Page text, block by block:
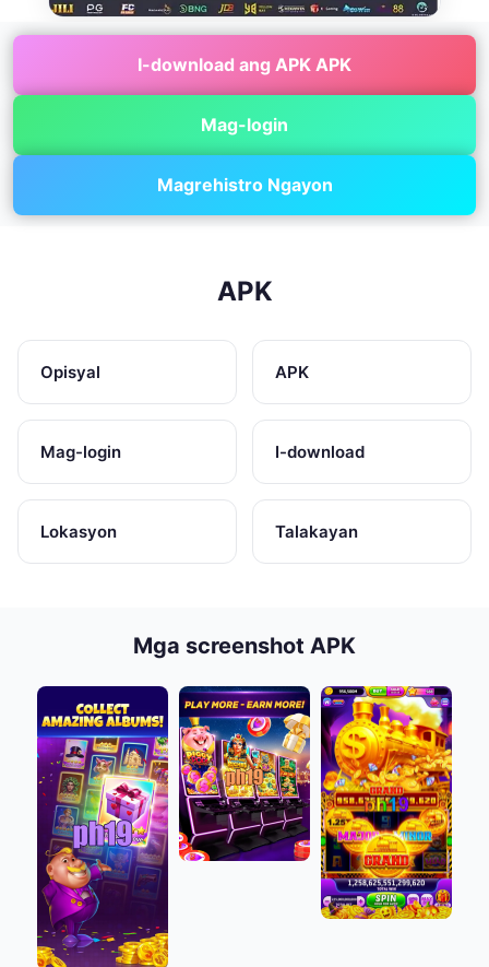
I-download ang APK APK
Mag-login
Magrehistro Ngayon
APK
Opisyal APK
Mag-login I-download
Lokasyon Talakayan
Mga screenshot APK